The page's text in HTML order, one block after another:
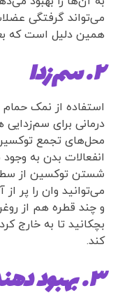
می‌تواند گرفتگی
همین دلیل است که
۲. سم‌زدا
استفاده از نمک
درمانی برای
محل‌های تجمع
انفعالات‌ بدن به
شستن توکسین از
می‌توانید وان را پر
و چند قطره هم از
بچکانید تا به خارج
کند.
۳. بهبود دهنده عملکرد آنزیم‌ها